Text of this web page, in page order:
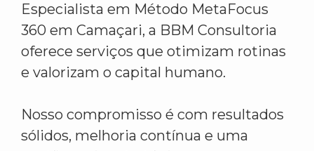
Especialista em Método MetaFocus
360 em Camaçari, a BBM Consultoria
oferece serviços que otimizam rotinas
e valorizam o capital humano.
Nosso compromisso é com resultados
sólidos, melhoria contínua e uma